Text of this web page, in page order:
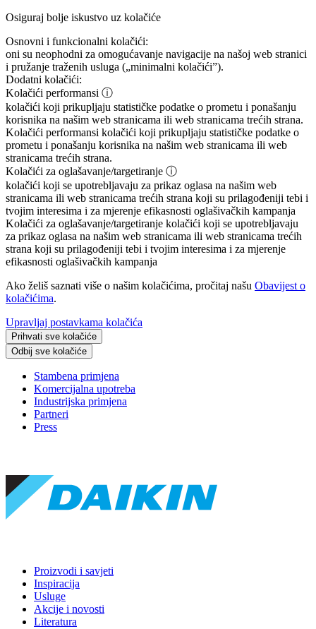
Osiguraj bolje iskustvo uz kolačiće
Osnovni i funkcionalni kolačići:
oni su neophodni za omogućavanje navigacije na našoj web stranici
i pružanje traženih usluga („minimalni kolačići”).
Dodatni kolačići:
Kolačići performansi ⓘ
kolačići koji prikupljaju statističke podatke o prometu i ponašanju
korisnika na našim web stranicama ili web stranicama trećih strana.
Kolačići performansi kolačići koji prikupljaju statističke podatke o
prometu i ponašanju korisnika na našim web stranicama ili web
stranicama trećih strana.
Kolačići za oglašavanje/targetiranje ⓘ
kolačići koji se upotrebljavaju za prikaz oglasa na našim web
stranicama ili web stranicama trećih strana koji su prilagođeniji tebi i
tvojim interesima i za mjerenje efikasnosti oglašivačkih kampanja
Kolačići za oglašavanje/targetiranje kolačići koji se upotrebljavaju
za prikaz oglasa na našim web stranicama ili web stranicama trećih
strana koji su prilagođeniji tebi i tvojim interesima i za mjerenje
efikasnosti oglašivačkih kampanja
Ako želiš saznati više o našim kolačićima, pročitaj našu Obavijest o
kolačićima.
Upravljaj postavkama kolačića
Prihvati sve kolačiće
Odbij sve kolačiće
Stambena primjena
Komercijalna upotreba
Industrijska primjena
Partneri
Press
Proizvodi i savjeti
Inspiracija
Usluge
Akcije i novosti
Literatura